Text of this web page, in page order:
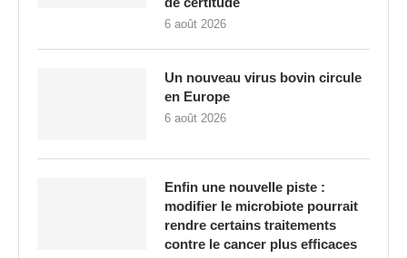
6 août 2026
Un nouveau virus bovin circule
en Europe
6 août 2026
Enfin une nouvelle piste :
modifier le microbiote pourrait
rendre certains traitements
contre le cancer plus efficaces